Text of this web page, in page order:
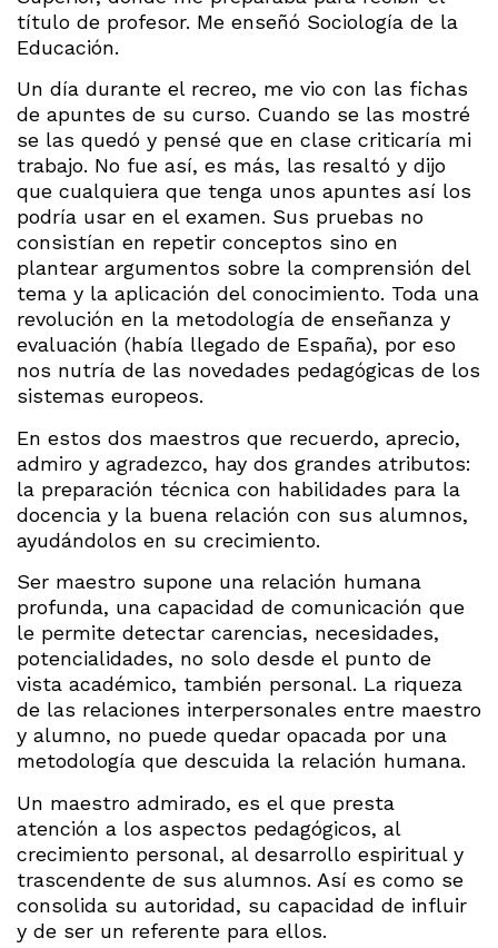
título de profesor. Me enseñó Sociología de la
Educación.
Un día durante el recreo, me vio con las fichas
de apuntes de su curso. Cuando se las mostré
se las quedó y pensé que en clase criticaría mi
trabajo. No fue así, es más, las resaltó y dijo
que cualquiera que tenga unos apuntes así los
podría usar en el examen. Sus pruebas no
consistían en repetir conceptos sino en
plantear argumentos sobre la comprensión del
tema y la aplicación del conocimiento. Toda una
revolución en la metodología de enseñanza y
evaluación (había llegado de España), por eso
nos nutría de las novedades pedagógicas de los
sistemas europeos.
En estos dos maestros que recuerdo, aprecio,
admiro y agradezco, hay dos grandes atributos:
la preparación técnica con habilidades para la
docencia y la buena relación con sus alumnos,
ayudándolos en su crecimiento.
Ser maestro supone una relación humana
profunda, una capacidad de comunicación que
le permite detectar carencias, necesidades,
potencialidades, no solo desde el punto de
vista académico, también personal. La riqueza
de las relaciones interpersonales entre maestro
y alumno, no puede quedar opacada por una
metodología que descuida la relación humana.
Un maestro admirado, es el que presta
atención a los aspectos pedagógicos, al
crecimiento personal, al desarrollo espiritual y
trascendente de sus alumnos. Así es como se
consolida su autoridad, su capacidad de influir
y de ser un referente para ellos.